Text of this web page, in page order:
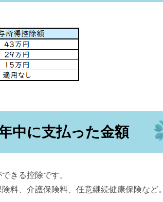
中に支払った金額
きる控除です。
料、介護保険料、任意継続健康保険など。